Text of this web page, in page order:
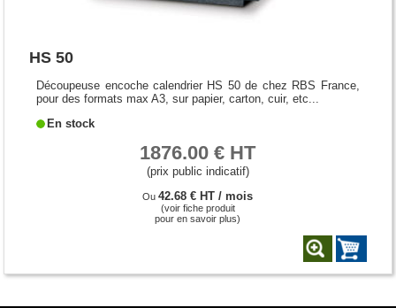
HS 50
Découpeuse encoche calendrier HS 50 de chez RBS France,
pour des formats max A3, sur papier, carton, cuir, etc...
En stock
1876.00 € HT
(prix public indicatif)
Ou42.68 € HT / mois
(voir fiche produit
pour en savoir plus)